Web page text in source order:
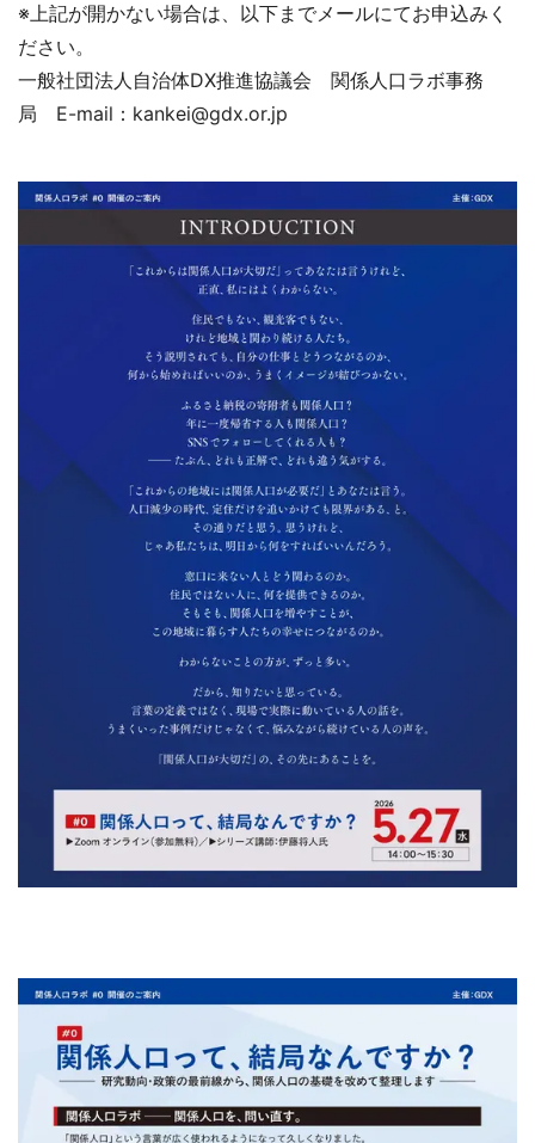
※上記が開かない場合は、以下までメールにてお申込みく
ださい。
一般社団法人自治体DX推進協議会 関係人口ラボ事務
局 E-mail：kankei@gdx.or.jp